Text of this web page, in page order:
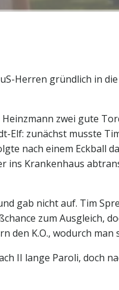
Herren gründlich in
zwei gute
zunächst musste
nach einem Eckball
ins Krankenhaus
gab nicht auf. Tim
zum Ausgleich,
K.O., wodurch man
II lange Paroli, doch